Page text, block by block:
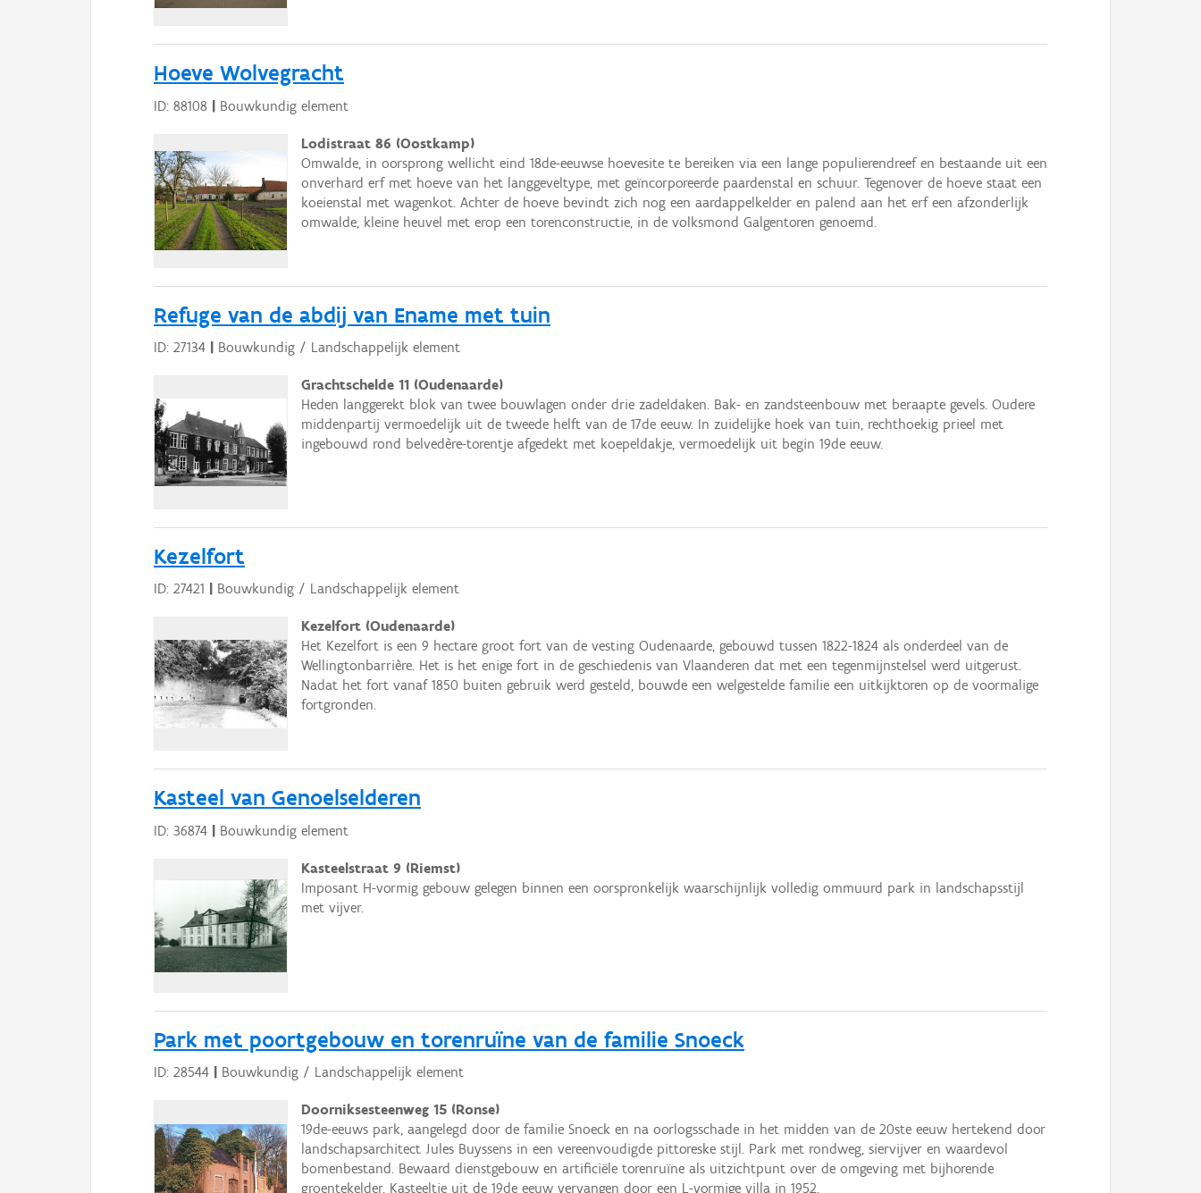
Hoeve Wolvegracht
ID: 88108 | Bouwkundig element
Lodistraat 86 (Oostkamp)
Omwalde, in oorsprong wellicht eind 18de-eeuwse hoevesite te bereiken via een lange populierendreef en bestaande uit een
onverhard erf met hoeve van het langgeveltype, met geïncorporeerde paardenstal en schuur. Tegenover de hoeve staat een
koeienstal met wagenkot. Achter de hoeve bevindt zich nog een aardappelkelder en palend aan het erf een afzonderlijk
omwalde, kleine heuvel met erop een torenconstructie, in de volksmond Galgentoren genoemd.
Refuge van de abdij van Ename met tuin
ID: 27134 | Bouwkundig / Landschappelijk element
Grachtschelde 11 (Oudenaarde)
Heden langgerekt blok van twee bouwlagen onder drie zadeldaken. Bak- en zandsteenbouw met beraapte gevels. Oudere
middenpartij vermoedelijk uit de tweede helft van de 17de eeuw. In zuidelijke hoek van tuin, rechthoekig prieel met
ingebouwd rond belvedère-torentje afgedekt met koepeldakje, vermoedelijk uit begin 19de eeuw.
Kezelfort
ID: 27421 Bouwkundig / Landschappelijk element
Kezelfort (Oudenaarde)
Het Kezelfort is een 9 hectare groot fort van de vesting Oudenaarde, gebouwd tussen 1822-1824 als onderdeel van de
Wellingtonbarrière. Het is het enige fort in de geschiedenis van Vlaanderen dat met een tegenmijnstelsel werd uitgerust.
Nadat het fort vanaf 1850 buiten gebruik werd gesteld, bouwde een welgestelde familie een uitkijktoren op de voormalige
fortgronden.
Kasteel van Genoelselderen
ID: 36874 | Bouwkundig element
Kasteelstraat 9 (Riemst)
Imposant H-vormig gebouw gelegen binnen een oorspronkelijk waarschijnlijk volledig ommuurd park in landschapsstijl
met vijver.
Park met poortgebouw en torenruïne van de familie Snoeck
ID: 28544 | Bouwkundig / Landschappelijk element
Doorniksesteenweg 15 (Ronse)
19de-eeuws park, aangelegd door de familie Snoeck en na oorlogsschade in het midden van de 20ste eeuw hertekend door
landschapsarchitect Jules Buyssens in een vereenvoudigde pittoreske stijl. Park met rondweg, siervijver en waardevol
bomenbestand. Bewaard dienstgebouw en artificiële torenruïne als uitzichtpunt over de omgeving met bijhorende
groentekelder. Kasteeltje uit de 19de eeuw vervangen door een L-vormige villa in 1952.